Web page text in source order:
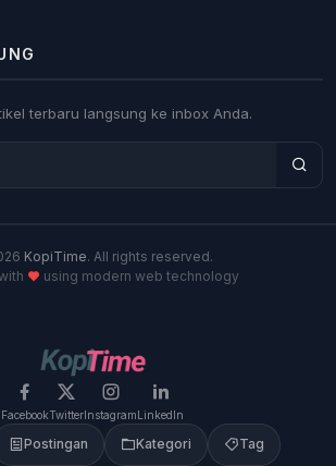
terbaru langsung ke inbox Anda.
KopiTime. All rights reserved.
using modern web technology
FacebookTwitterInstagramLinkedIn
Postingan Kategori Tag